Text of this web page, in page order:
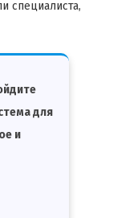
специалиста,
для
и